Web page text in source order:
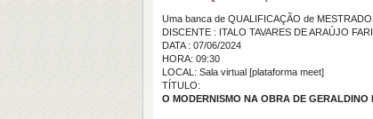
Uma banca de QUALIFICAÇÃO de
DISCENTE : ITALO TAVARES DE ARAÚJO
DATA : 07/06/2024
HORA: 09:30
LOCAL: Sala virtual [plataforma meet]
TÍTULO:
O MODERNISMO NA OBRA DE GERALDINO